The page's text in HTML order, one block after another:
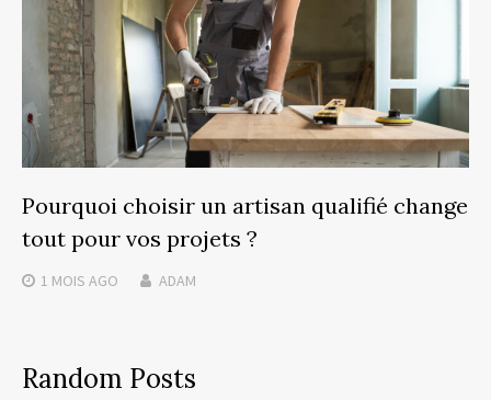
Pourquoi choisir un artisan qualifié change
tout pour vos projets ?
1 MOIS AGO ADAM
Random Posts